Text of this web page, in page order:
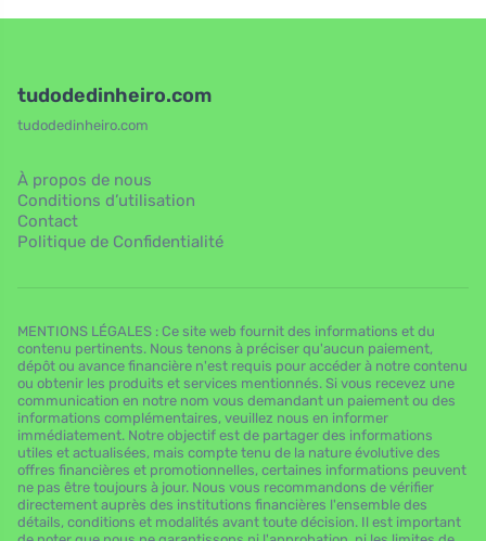
tudodedinheiro.com
tudodedinheiro.com
À propos de nous
Conditions d’utilisation
Contact
Politique de Confidentialité
MENTIONS LÉGALES : Ce site web fournit des informations et du
contenu pertinents. Nous tenons à préciser qu'aucun paiement,
dépôt ou avance financière n'est requis pour accéder à notre contenu
ou obtenir les produits et services mentionnés. Si vous recevez une
communication en notre nom vous demandant un paiement ou des
informations complémentaires, veuillez nous en informer
immédiatement. Notre objectif est de partager des informations
utiles et actualisées, mais compte tenu de la nature évolutive des
offres financières et promotionnelles, certaines informations peuvent
ne pas être toujours à jour. Nous vous recommandons de vérifier
directement auprès des institutions financières l'ensemble des
détails, conditions et modalités avant toute décision. Il est important